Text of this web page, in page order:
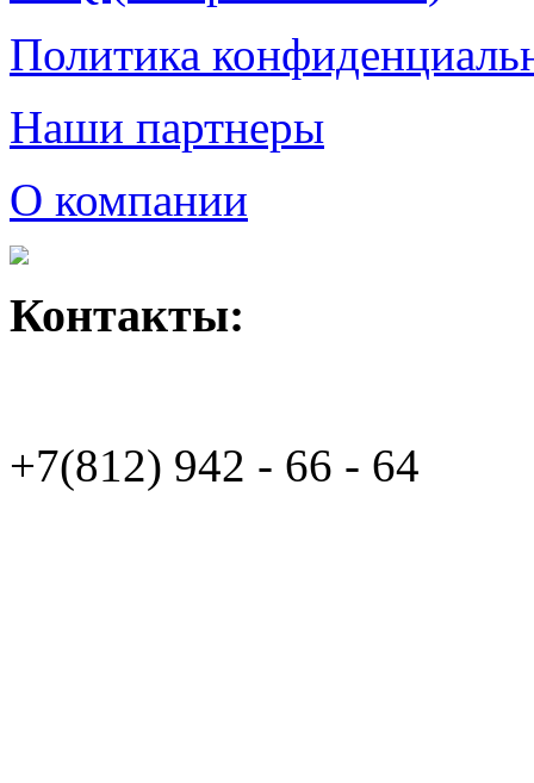
Политика
Наши партнеры
О компании
Контакты:
+7(812) 942 - 66 - 64